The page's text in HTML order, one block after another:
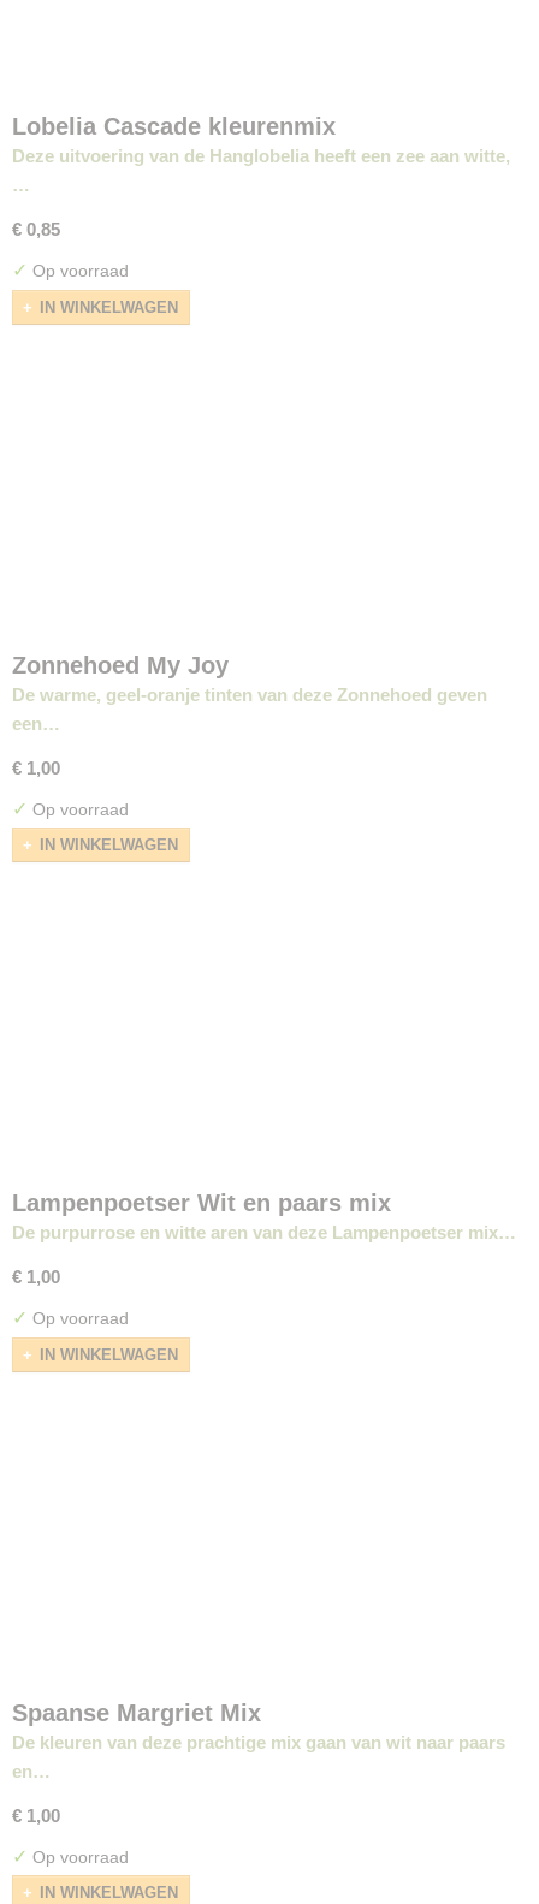
Lobelia Cascade kleurenmix
Deze uitvoering van de Hanglobelia heeft een zee aan witte,
…
€ 0,85
✓ Op voorraad
IN WINKELWAGEN
Zonnehoed My Joy
De warme, geel-oranje tinten van deze Zonnehoed geven
een…
€ 1,00
✓ Op voorraad
IN WINKELWAGEN
Lampenpoetser Wit en paars mix
De purpurrose en witte aren van deze Lampenpoetser mix…
€ 1,00
✓ Op voorraad
IN WINKELWAGEN
Spaanse Margriet Mix
De kleuren van deze prachtige mix gaan van wit naar paars
en…
€ 1,00
✓ Op voorraad
IN WINKELWAGEN